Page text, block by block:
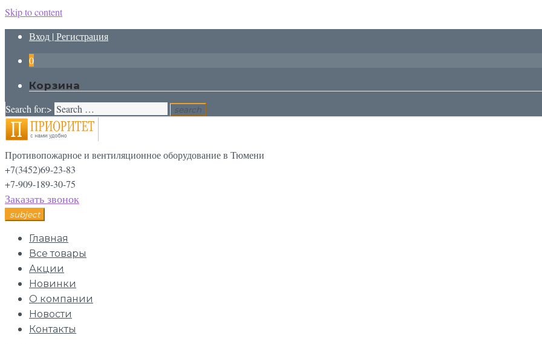
Skip to content
Вход | Регистрация
0
Корзина
Search for:> search
Противопожарное и вентиляционное оборудование в Тюмени
+7(3452)69-23-83
+7-909-189-30-75
Заказать звонок
subject
Главная
Все товары
Акции
Новинки
О компании
Новости
Контакты